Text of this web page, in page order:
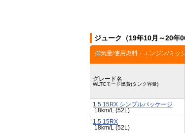
ジューク（19年10月～20年
排気量/使用燃料・エンジン/ミッ
グレード名
WLTCモード燃費(タンク容量)
1.5 15RX シンプルパッケージ
18km/L (52L)
1.5 15RX
18km/L (52L)